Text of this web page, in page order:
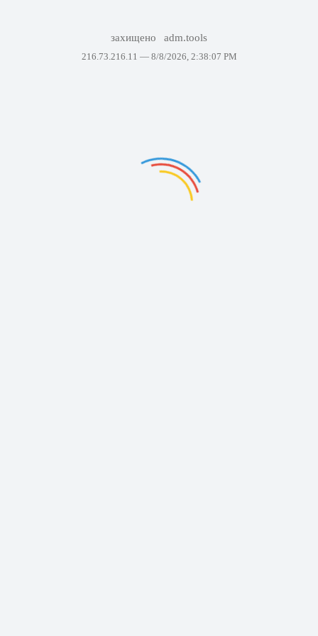
захищено adm.tools
216.73.216.11 — 8/8/2026, 2:38:07 PM